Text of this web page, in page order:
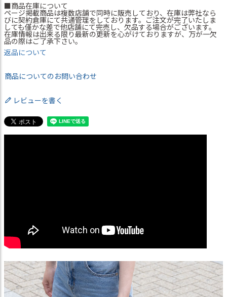
■商品在庫について
ページ掲載商品は複数店舗で同時に販売しており、在庫は弊社なら
びに契約倉庫にて共通管理をしております。ご注文が完了いたしま
しても僅かな差で他店舗にて完売し、欠品する場合がございます。
在庫情報は出来る限り最新の更新を心がけておりますが、万が一欠
品の際はご了承下さい。
返品について
商品についてのお問い合わせ
レビューを書く